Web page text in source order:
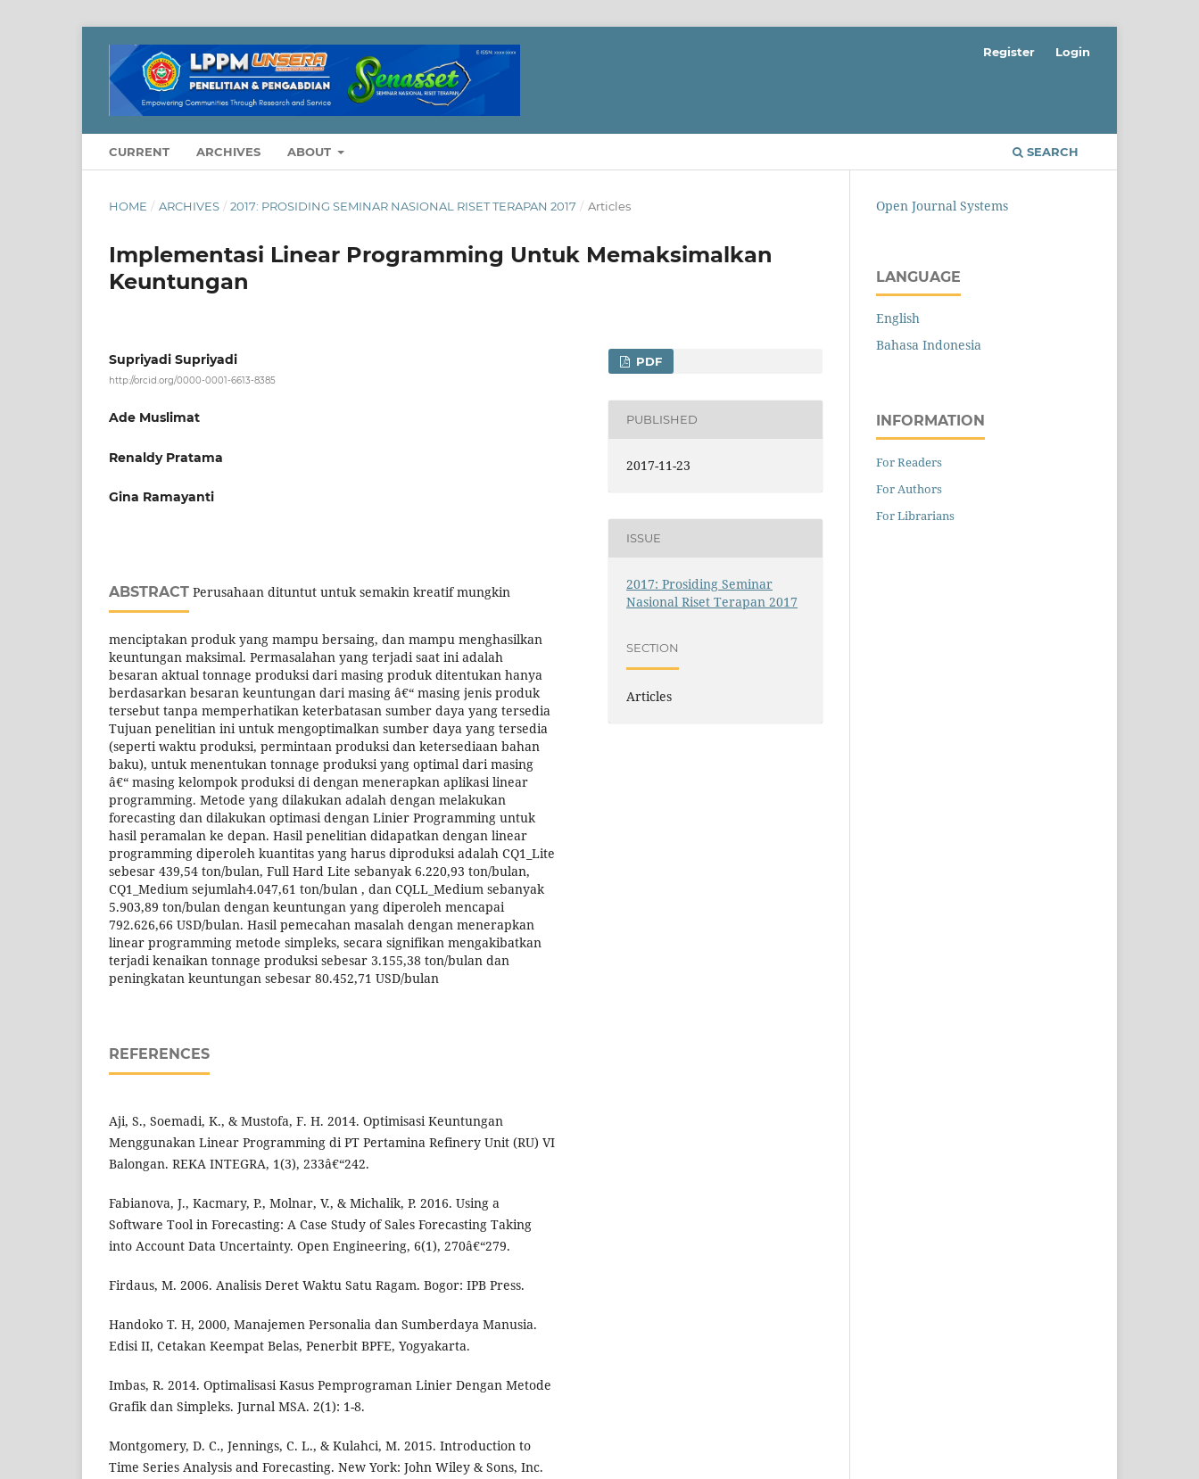
CURRENT ARCHIVES ABOUT SEARCH
Register Login
HOME / ARCHIVES / 2017: PROSIDING SEMINAR NASIONAL RISET TERAPAN 2017 / Articles
Implementasi Linear Programming Untuk Memaksimalkan
Keuntungan
Supriyadi Supriyadi
http://orcid.org/0000-0001-6613-8385
Ade Muslimat
Renaldy Pratama
Gina Ramayanti
ABSTRACT Perusahaan dituntut untuk semakin kreatif mungkin
menciptakan produk yang mampu bersaing, dan mampu menghasilkan
keuntungan maksimal. Permasalahan yang terjadi saat ini adalah
besaran aktual tonnage produksi dari masing produk ditentukan hanya
berdasarkan besaran keuntungan dari masing â€“ masing jenis produk
tersebut tanpa memperhatikan keterbatasan sumber daya yang tersedia
Tujuan penelitian ini untuk mengoptimalkan sumber daya yang tersedia
(seperti waktu produksi, permintaan produksi dan ketersediaan bahan
baku), untuk menentukan tonnage produksi yang optimal dari masing
â€“ masing kelompok produksi di dengan menerapkan aplikasi linear
programming. Metode yang dilakukan adalah dengan melakukan
forecasting dan dilakukan optimasi dengan Linier Programming untuk
hasil peramalan ke depan. Hasil penelitian didapatkan dengan linear
programming diperoleh kuantitas yang harus diproduksi adalah CQ1_Lite
sebesar 439,54 ton/bulan, Full Hard Lite sebanyak 6.220,93 ton/bulan,
CQ1_Medium sejumlah4.047,61 ton/bulan , dan CQLL_Medium sebanyak
5.903,89 ton/bulan dengan keuntungan yang diperoleh mencapai
792.626,66 USD/bulan. Hasil pemecahan masalah dengan menerapkan
linear programming metode simpleks, secara signifikan mengakibatkan
terjadi kenaikan tonnage produksi sebesar 3.155,38 ton/bulan dan
peningkatan keuntungan sebesar 80.452,71 USD/bulan
REFERENCES
Aji, S., Soemadi, K., & Mustofa, F. H. 2014. Optimisasi Keuntungan
Menggunakan Linear Programming di PT Pertamina Refinery Unit (RU) VI
Balongan. REKA INTEGRA, 1(3), 233â€“242.
Fabianova, J., Kacmary, P., Molnar, V., & Michalik, P. 2016. Using a
Software Tool in Forecasting: A Case Study of Sales Forecasting Taking
into Account Data Uncertainty. Open Engineering, 6(1), 270â€“279.
Firdaus, M. 2006. Analisis Deret Waktu Satu Ragam. Bogor: IPB Press.
Handoko T. H, 2000, Manajemen Personalia dan Sumberdaya Manusia.
Edisi II, Cetakan Keempat Belas, Penerbit BPFE, Yogyakarta.
Imbas, R. 2014. Optimalisasi Kasus Pemprograman Linier Dengan Metode
Grafik dan Simpleks. Jurnal MSA. 2(1): 1-8.
Montgomery, D. C., Jennings, C. L., & Kulahci, M. 2015. Introduction to
Time Series Analysis and Forecasting. New York: John Wiley & Sons, Inc.
PDF
PUBLISHED
2017-11-23
ISSUE
2017: Prosiding Seminar
Nasional Riset Terapan 2017
SECTION
Articles
Open Journal Systems
LANGUAGE
English
Bahasa Indonesia
INFORMATION
For Readers
For Authors
For Librarians